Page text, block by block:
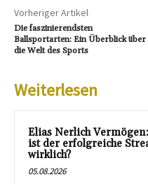
Vorheriger Artikel
Die faszinierendsten
Ballsportarten: Ein Überblick über
die Welt des Sports
Weiterlesen
Elias Nerlich
ist der erfolgreiche
wirklich?
05.08.2026